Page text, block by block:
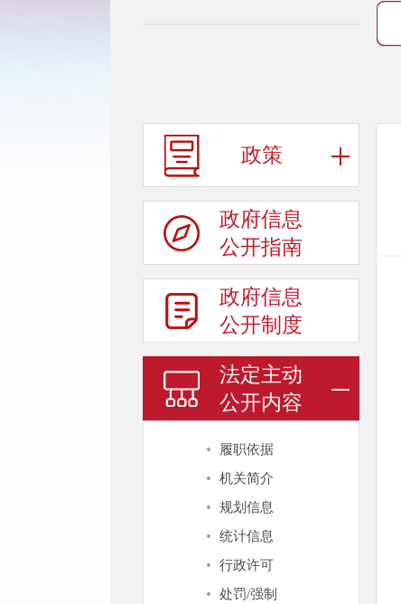
政策
政府信息
公开指南
政府信息
公开制度
法定主动
公开内容
履职依据
机关简介
规划信息
统计信息
行政许可
处罚/强制